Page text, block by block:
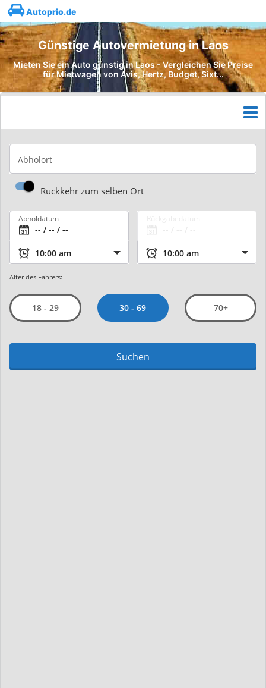
Autoprio.de
Günstige Autovermietung in Laos
Mieten Sie ein Auto günstig in Laos - Vergleichen Sie Preise
für Mietwagen von Avis, Hertz, Budget, Sixt...
Abholort
Rückkehr zum selben Ort
Abholdatum
Alter des Fahrers:
18 - 29 30 - 69 70+
Suchen